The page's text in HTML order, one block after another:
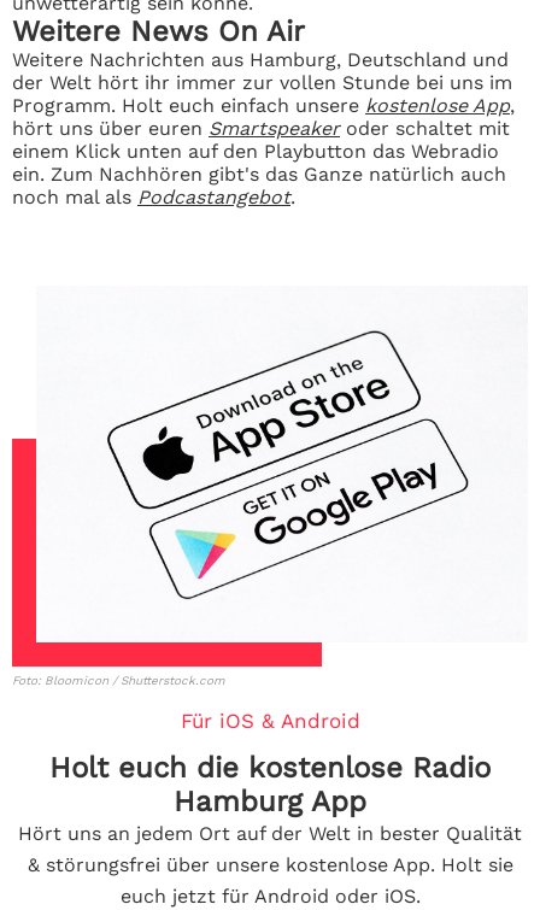
Weitere News On Air
Weitere Nachrichten aus Hamburg, Deutschland und
der Welt hört ihr immer zur vollen Stunde bei uns im
Programm. Holt euch einfach unsere kostenlose App,
hört uns über euren Smartspeakeroder schaltet mit
einem Klick unten auf den Playbutton das Webradio
ein. Zum Nachhören gibt's das Ganze natürlich auch
noch mal als Podcastangebot.
Foto: Bloomicon / Shutterstock.com
Für iOS & Android
Holt euch die kostenlose Radio
Hamburg App
Hört uns an jedem Ort auf der Welt in bester Qualität
& störungsfrei über unsere kostenlose App. Holt sie
euch jetzt für Android oder iOS.